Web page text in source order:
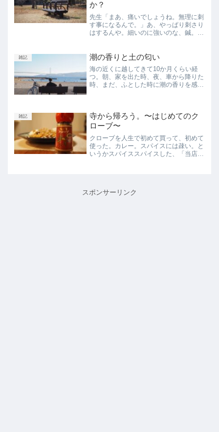
か？
先生「まあ、痛いでしょうね。無理に刺
す事になるんで。」あ、やっぱり刺さり
はするんや。細いのに強いのな、鍼。先
ます。腸が働いてない感じがします。と
にかく気が休まらないので...
雑記 潮の香りと土の匂い
海の近くに越してきて10か月くらい経
つ。朝、家を出た時、夜、車から降りた
時、まだ、ふとした時に潮の香りを感じ
た。北区で生まれ育ち、中...
雑記
寺から帰ろう。〜はじめてのク
ローブ〜
クローブを人生で初めて買って、初めて
使った。カレー。スパイスには疎い。と
いうかスパイススパイスした、「当店は
スポンサーリンク